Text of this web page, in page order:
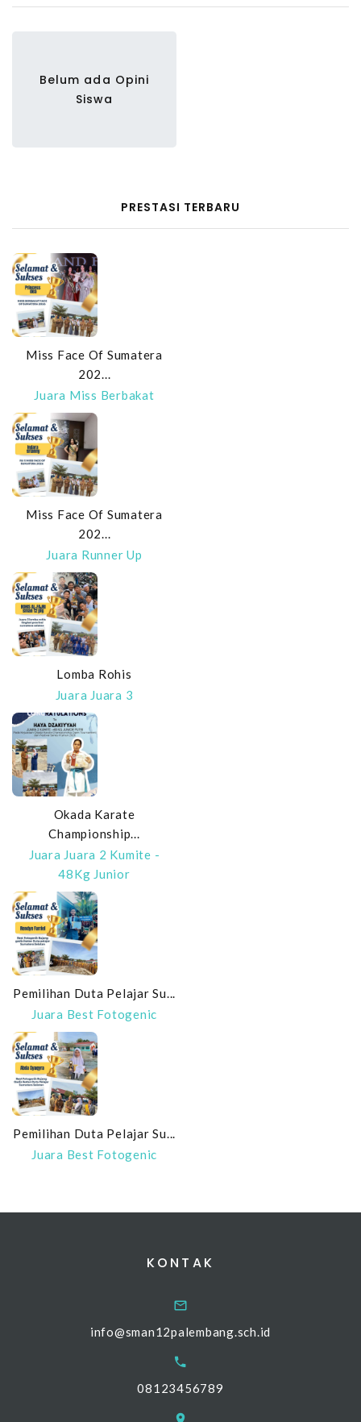
Belum ada Opini
Siswa
PRESTASI TERBARU
Miss Face Of Sumatera
202...
Juara Miss Berbakat
Miss Face Of Sumatera
202...
Juara Runner Up
Lomba Rohis
Juara Juara 3
Okada Karate
Championship...
Juara Juara 2 Kumite -
48Kg Junior
Pemilihan Duta Pelajar Su...
Juara Best Fotogenic
Pemilihan Duta Pelajar Su...
Juara Best Fotogenic
KONTAK
info@sman12palembang.sch.id
08123456789